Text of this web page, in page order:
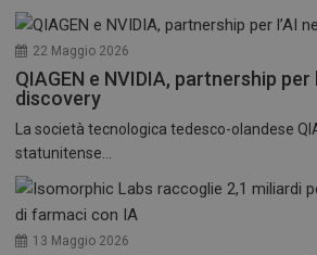
22 Maggio 2026
QIAGEN e NVIDIA, partnership per
discovery
La società tecnologica tedesco-olandese
statunitense...
13 Maggio 2026